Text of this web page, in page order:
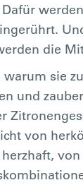
Dafür
die
warum sie
und
von